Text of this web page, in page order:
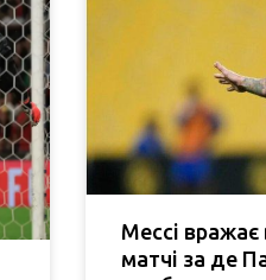
Мессі
матчі за де